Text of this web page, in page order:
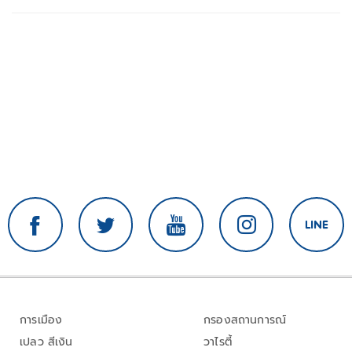
การเมือง
เปลว สีเงิน
กรองสถานการณ์
วาไรตี้